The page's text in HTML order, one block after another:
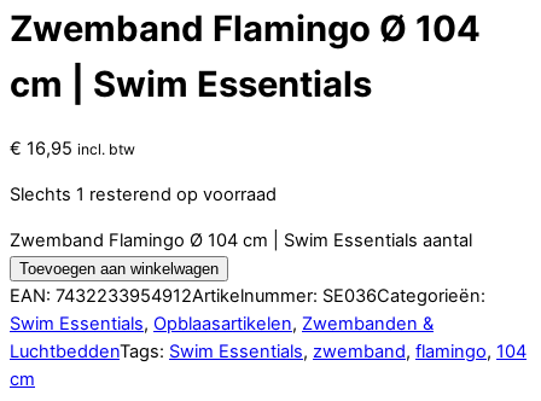
Zwemband Flamingo Ø 104
cm | Swim Essentials
€ 16,95 incl. btw
Slechts 1 resterend op voorraad
Zwemband Flamingo Ø 104 cm | Swim Essentials aantal
Toevoegen aan winkelwagen
EAN: 7432233954912Artikelnummer: SE036Categorieën:
Swim Essentials, Opblaasartikelen, Zwembanden &
LuchtbeddenTags: Swim Essentials, zwemband, flamingo, 104
cm